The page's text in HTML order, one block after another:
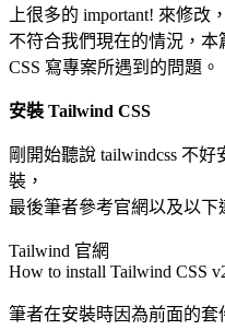
上很多的 important! 來修改，
不符合我們現在的情況，本
CSS 寫專案所遇到的問題。
安裝 Tailwind CSS
剛開始聽說 tailwindcss 不
裝，
最後筆者參考官網以及以下
Tailwind 官網
How to install Tailwind CSS
筆者在安裝時因為前面的套